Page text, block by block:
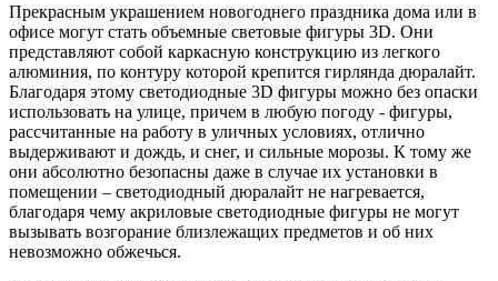
Прекрасным украшением новогоднего праздника дома или в
офисе могут стать объемные световые фигуры 3D. Они
представляют собой каркасную конструкцию из легкого
алюминия, по контуру которой крепится гирлянда дюралайт.
Благодаря этому светодиодные 3D фигуры можно без опаски
использовать на улице, причем в любую погоду - фигуры,
рассчитанные на работу в уличных условиях, отлично
выдерживают и дождь, и снег, и сильные морозы. К тому же
они абсолютно безопасны даже в случае их установки в
помещении – светодиодный дюралайт не нагревается,
благодаря чему акриловые светодиодные фигуры не могут
вызывать возгорание близлежащих предметов и об них
невозможно обжечься.